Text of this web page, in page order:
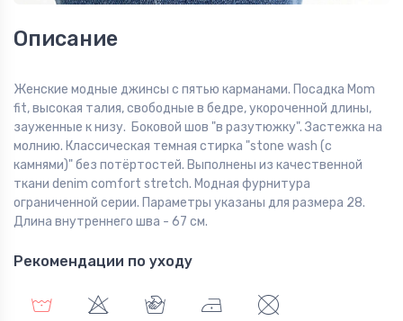
Описание
Женские модные джинсы с пятью карманами. Посадка Mom
fit, высокая талия, свободные в бедре, укороченной длины,
зауженные к низу. Боковой шов "в разутюжку". Застежка на
молнию. Классическая темная стирка "stone wash (с
камнями)" без потёртостей. Выполнены из качественной
ткани denim comfort stretch. Модная фурнитура
ограниченной серии. Параметры указаны для размера 28.
Длина внутреннего шва - 67 см.
Рекомендации по уходу